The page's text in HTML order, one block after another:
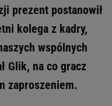
prezent postanowił
kolega z kadry,
wspólnych
Glik, na co gracz
zaproszeniem.